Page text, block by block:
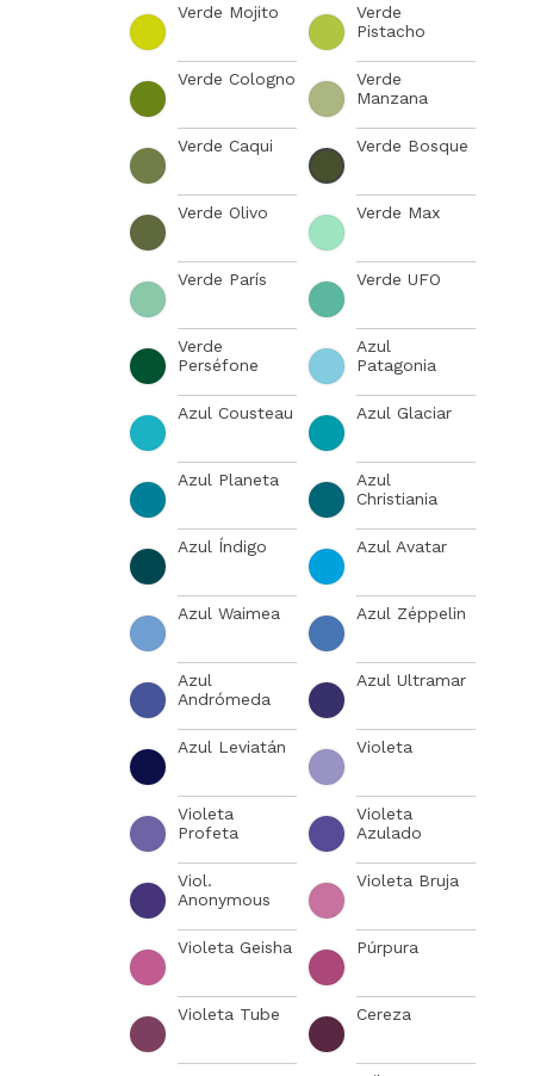
Verde Mojito
Verde
Pistacho
Verde Cologno
Verde
Manzana
Verde Caqui Verde Bosque
Verde Olivo Verde Max
Verde París Verde UFO
Verde
Perséfone
Azul
Patagonia
Azul Cousteau Azul Glaciar
Azul Planeta
Azul
Christiania
Azul Índigo Azul Avatar
Azul Waimea Azul Zéppelin
Azul
Andrómeda
Azul Ultramar
Azul Leviatán Violeta
Violeta
Profeta
Violeta
Azulado
Viol.
Anonymous
Violeta Bruja
Violeta Geisha Púrpura
Violeta Tube Cereza